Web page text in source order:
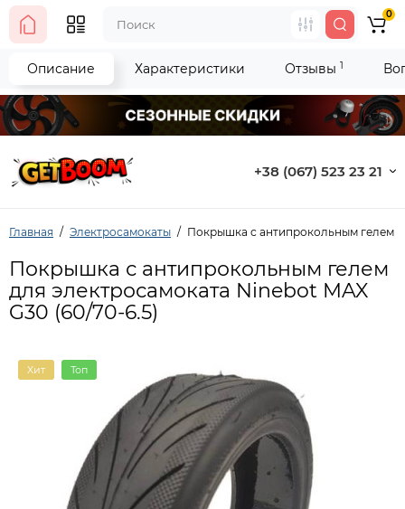
+38 (067) 523 23 21
0
Главная Электросамокаты Покрышка с антипрокольным гелем
Покрышка с антипрокольным гелем
для электросамоката Ninebot MAX
G30 (60/70-6.5)
Хит Топ
Описание Характеристики Отзывы 1